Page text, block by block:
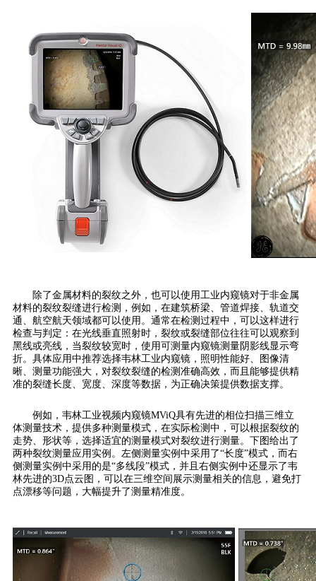
除了金属材料的裂纹之外，也可以使用工业内窥镜对于非金属
材料的裂纹裂缝进行检测，例如，在建筑桥梁、管道焊接、轨道交
通、航空航天领域都可以使用。通常在检测过程中，可以这样进行
检查与判定：在光线垂直照射时，裂纹或裂缝部位往往可以观察到
黑线或亮线，当裂纹较宽时，使用可测量内窥镜测量阴影线显示弯
折。具体应用中推荐选择韦林工业内窥镜，照明性能好、图像清
晰、测量功能强大，对裂纹裂缝的检测准确高效，而且能够提供精
准的裂缝长度、宽度、深度等数据，为正确决策提供数据支撑。
例如，韦林工业视频内窥镜MViQ具有先进的相位扫描三维立
体测量技术，提供多种测量模式，在实际检测中，可以根据裂纹的
走势、形状等，选择适宜的测量模式对裂纹进行测量。下图给出了
两种裂纹测量应用实例。左侧测量实例中采用了“长度”模式，而右
侧测量实例中采用的是“多线段”模式，并且右侧实例中还显示了韦
林先进的3D点云图，可以在三维空间展示测量相关的信息，避免打
点漂移等问题，大幅提升了测量精准度。